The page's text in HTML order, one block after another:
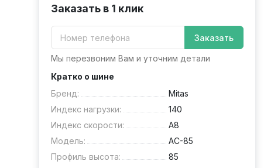
Заказать в 1 клик
Заказать
Мы перезвоним Вам и уточним детали
Кратко о шине
Бренд:
Mitas
Индекс нагрузки:
140
Индекс скорости:
A8
Модель:
AC-85
Профиль высота:
85